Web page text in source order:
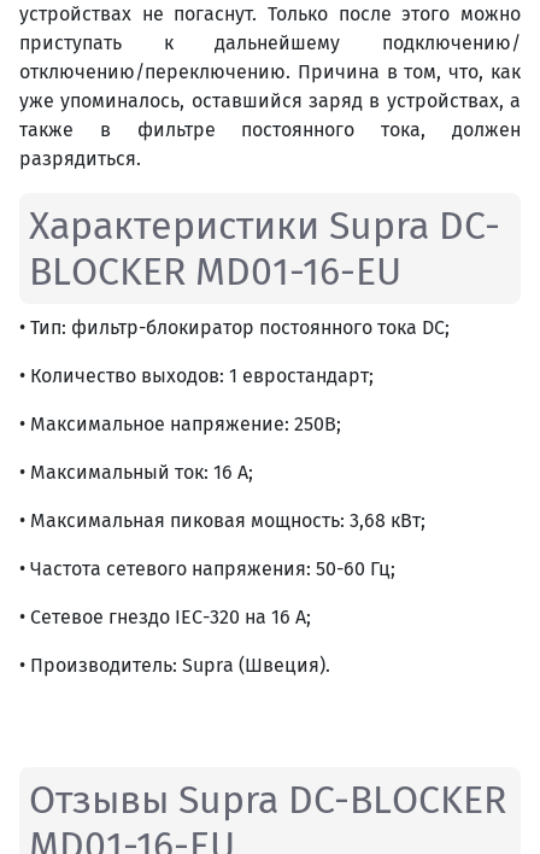
устройствах не погаснут. Только после этого можно
приступать к дальнейшему подключению/
отключению/переключению. Причина в том, что, как
уже упоминалось, оставшийся заряд в устройствах, а
также в фильтре постоянного тока, должен
разрядиться.
Характеристики Supra DC-
BLOCKER MD01-16-EU
• Тип: фильтр-блокиратор постоянного тока DC;
• Количество выходов: 1 евростандарт;
• Максимальное напряжение: 250В;
• Максимальный ток: 16 А;
• Максимальная пиковая мощность: 3,68 кВт;
• Частота сетевого напряжения: 50-60 Гц;
• Сетевое гнездо IEC-320 на 16 А;
• Производитель: Supra (Швеция).
Отзывы Supra DC-BLOCKER